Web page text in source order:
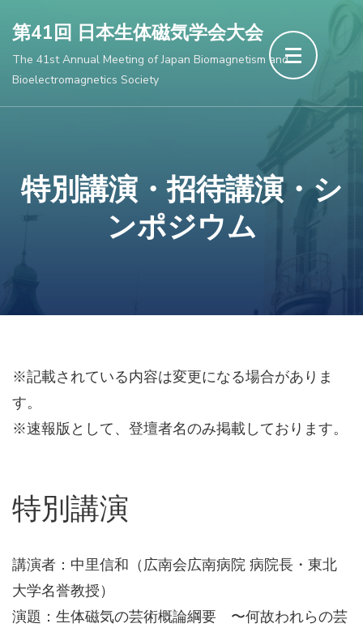
to
content
(Press
第41回 日本生体磁気学会大会
The 41st Annual Meeting of Japan Biomagnetism and
Bioelectromagnetics Society
特別講演・招待講演・シ
ンポジウム
※記載されている内容は変更になる場合がありま
す。
※速報版として、登壇者名のみ掲載しております。
特別講演
講演者：中里信和（広南会広南病院 病院長・東北
大学名誉教授）
演題：生体磁気の芸術概論綱要 〜何故われらの芸